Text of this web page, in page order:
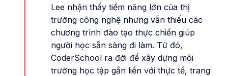
Lee nhận thấy tiềm năng lớn của thị
trường công nghệ nhưng vẫn thiếu các
chương trình đào tạo thực chiến giúp
người học sẵn sàng đi làm. Từ đó,
CoderSchool ra đời để xây dựng môi
trường học tập gắn liền với thực tế, trang